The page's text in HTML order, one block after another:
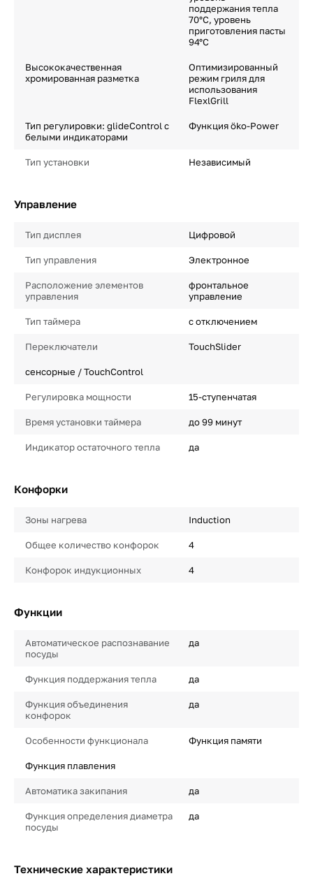
поддержания тепла
70°С, уровень
приготовления пасты
94°С
Высококачественная
хромированная разметка
Оптимизированный
режим гриля для
использования
FlexlGrill
Тип регулировки: glideControl с
белыми индикаторами
Функция öko-Power
Тип установки Независимый
Управление
Тип дисплея Цифровой
Тип управления Электронное
Расположение элементов
управления
фронтальное
управление
Тип таймера с отключением
Переключатели TouchSlider
сенсорные / TouchControl
Регулировка мощности 15-ступенчатая
Время установки таймера до 99 минут
Индикатор остаточного тепла да
Конфорки
Зоны нагрева Induction
Общее количество конфорок 4
Конфорок индукционных 4
Функции
Автоматическое распознавание
посуды
да
Функция поддержания тепла да
Функция объединения
конфорок
да
Особенности функционала Функция памяти
Функция плавления
Автоматика закипания да
Функция определения диаметра
посуды
да
Технические характеристики